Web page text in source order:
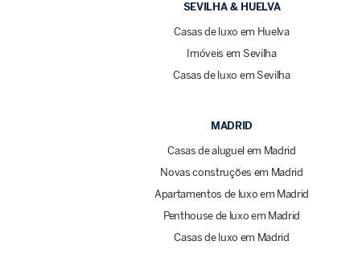
SEVILHA & HUELVA
Casas de luxo em Huelva
Imóveis em Sevilha
Casas de luxo em Sevilha
MADRID
Casas de aluguel em Madrid
Novas construções em Madrid
Apartamentos de luxo em Madrid
Penthouse de luxo em Madrid
Casas de luxo em Madrid